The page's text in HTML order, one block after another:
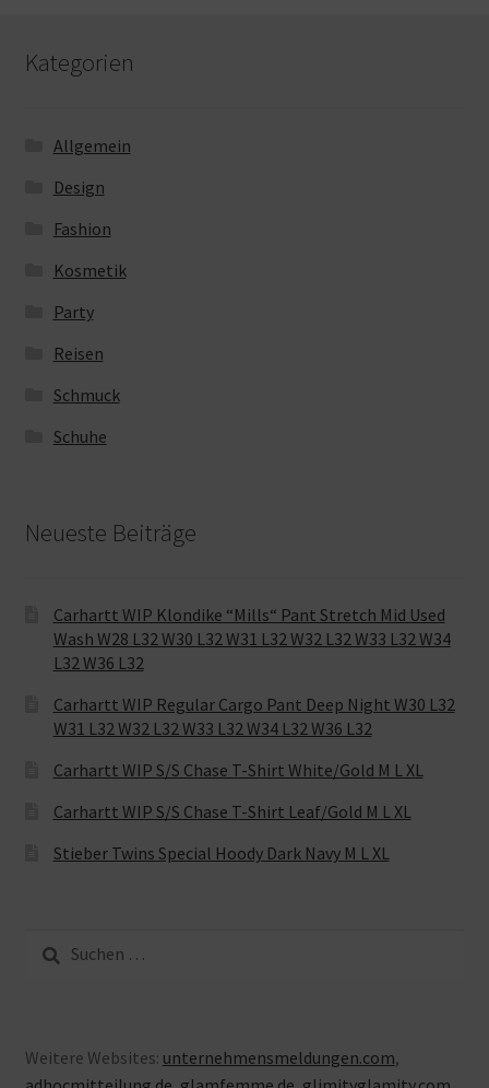
Kategorien
Allgemein
Design
Fashion
Kosmetik
Party
Reisen
Schmuck
Schuhe
Neueste Beiträge
Carhartt WIP Klondike “Mills“ Pant Stretch Mid Used
Wash W28 L32 W30 L32 W31 L32 W32 L32 W33 L32 W34
L32 W36 L32
Carhartt WIP Regular Cargo Pant Deep Night W30 L32
W31 L32 W32 L32 W33 L32 W34 L32 W36 L32
Carhartt WIP S/S Chase T-Shirt White/Gold M L XL
Carhartt WIP S/S Chase T-Shirt Leaf/Gold M L XL
Stieber Twins Special Hoody Dark Navy M L XL
Suche
nach:
Weitere Websites: unternehmensmeldungen.com,